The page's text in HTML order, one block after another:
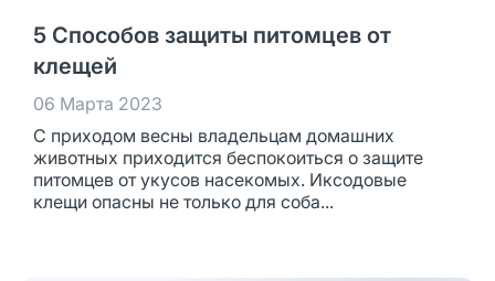
5 Способов защиты питомцев от
клещей
06 Марта 2023
С приходом весны владельцам домашних
животных приходится беспокоиться о защите
питомцев от укусов насекомых. Иксодовые
клещи опасны не только для соба...